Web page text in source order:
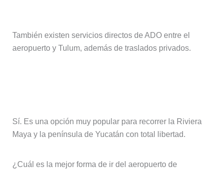
También existen servicios directos de ADO entre el
aeropuerto y Tulum, además de traslados privados.
Sí. Es una opción muy popular para recorrer la Riviera
Maya y la península de Yucatán con total libertad.
¿Cuál es la mejor forma de ir del aeropuerto de